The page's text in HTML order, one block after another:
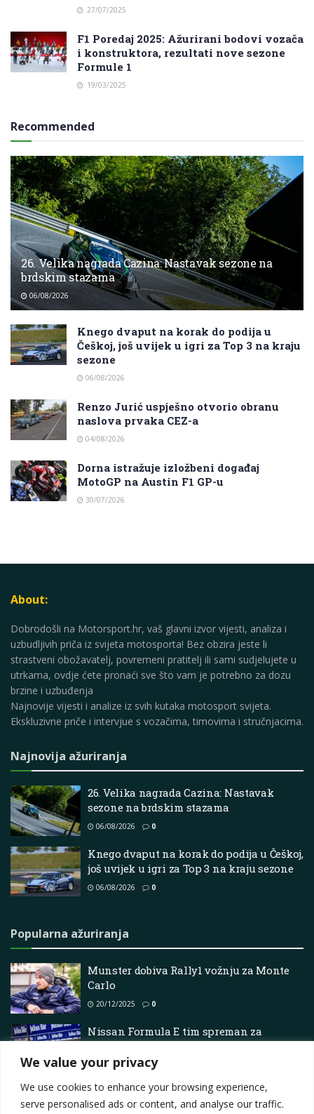
We value your privacy
We use cookies to enhance your browsing experience,
serve personalised ads or content, and analyse our traffic.
27/07/2025
F1 Poredaj 2025: Ažurirani bodovi vozača
i konstruktora, rezultati nove sezone
Formule 1
19/03/2025
Recommended
26. Velika nagrada Cazina: Nastavak sezone na
brdskim stazama
06/08/2026
Knego dvaput na korak do podija u
Češkoj, još uvijek u igri za Top 3 na kraju
sezone
06/08/2026
Renzo Jurić uspješno otvorio obranu
naslova prvaka CEZ-a
04/08/2026
Dorna istražuje izložbeni događaj
MotoGP na Austin F1 GP-u
30/07/2026
About:
Dobrodošli na Motorsport.hr, vaš glavni izvor vijesti, analiza i
uzbudljivih priča iz svijeta motosporta! Bez obzira jeste li
strastveni obožavatelj, povremeni pratitelj ili sami sudjelujete u
utrkama, ovdje ćete pronaći sve što vam je potrebno za dozu
brzine i uzbuđenja
Najnovije vijesti i analize iz svih kutaka motosport svijeta.
Ekskluzivne priče i intervjue s vozačima, timovima i stručnjacima.
Najnovija ažuriranja
26. Velika nagrada Cazina: Nastavak
sezone na brdskim stazama
06/08/2026 0
Knego dvaput na korak do podija u Češkoj,
još uvijek u igri za Top 3 na kraju sezone
06/08/2026 0
Popularna ažuriranja
Munster dobiva Rally1 vožnju za Monte
Carlo
20/12/2025 0
Nissan Formula E tim spreman za
debitantsku utrku u Madridu na povratku
serije u Španjolsku